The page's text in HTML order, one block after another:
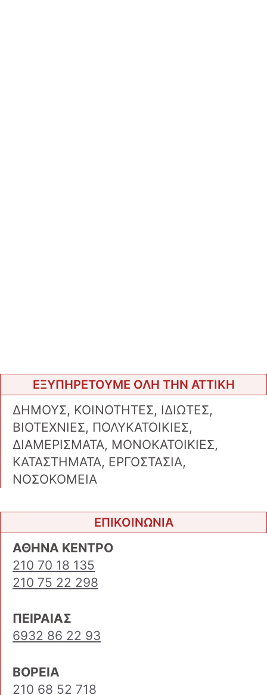
ΕΞΥΠΗΡΕΤΟΥΜΕ ΟΛΗ ΤΗΝ ΑΤΤΙΚΗ
ΔΗΜΟΥΣ, ΚΟΙΝΟΤΗΤΕΣ, ΙΔΙΩΤΕΣ,
ΒΙΟΤΕΧΝΙΕΣ, ΠΟΛΥΚΑΤΟΙΚΙΕΣ,
ΔΙΑΜΕΡΙΣΜΑΤΑ, ΜΟΝΟΚΑΤΟΙΚΙΕΣ,
ΚΑΤΑΣΤΗΜΑΤΑ, ΕΡΓΟΣΤΑΣΙΑ,
ΝΟΣΟΚΟΜΕΙΑ
ΕΠΙΚΟΙΝΩΝΙΑ
ΑΘΗΝΑ ΚΕΝΤΡΟ
210 70 18 135
210 75 22 298
ΠΕΙΡΑΙΑΣ
6932 86 22 93
ΒΟΡΕΙΑ
210 68 52 718